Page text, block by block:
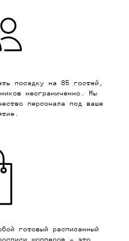
посадку на 85 гостей,
неограниченно. Мы
персонала под ваше
готовый расписанный
шопперов – это